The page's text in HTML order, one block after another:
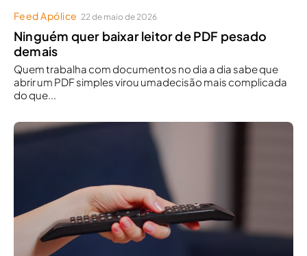
Feed Apólice 22 de maio de 2026
Ninguém quer baixar leitor de PDF pesado
demais
Quem trabalha com documentos no dia a dia sabe que
abrir um PDF simples virou umadecisão mais complicada
do que...